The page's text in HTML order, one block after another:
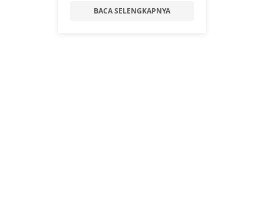
BACA SELENGKAPNYA